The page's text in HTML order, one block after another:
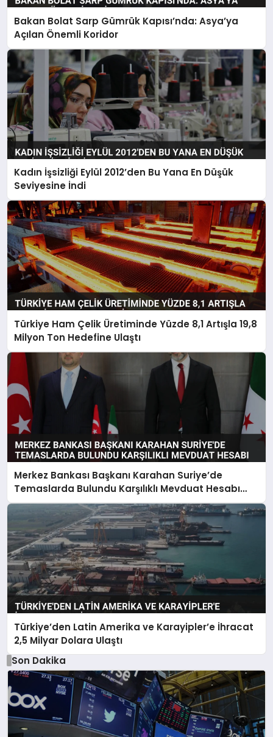
Bakan Bolat Sarp Gümrük Kapısı’nda: Asya’ya
Açılan Önemli Koridor
Kadın İşsizliği Eylül 2012’den Bu Yana En Düşük
Seviyesine İndi
Türkiye Ham Çelik Üretiminde Yüzde 8,1 Artışla 19,8
Milyon Ton Hedefine Ulaştı
Merkez Bankası Başkanı Karahan Suriye’de
Temaslarda Bulundu Karşılıklı Mevduat Hesabı
Anlaşması Yapıldı
Türkiye’den Latin Amerika ve Karayipler’e İhracat
2,5 Milyar Dolara Ulaştı
Son Dakika